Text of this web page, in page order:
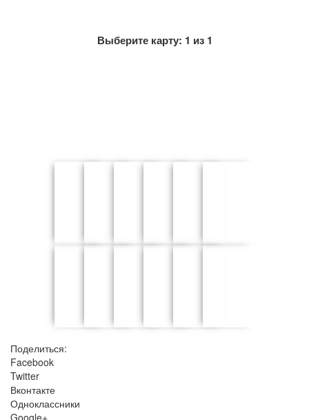
Выберите карту: 1 из 1
Поделиться:
Facebook
Twitter
Вконтакте
Одноклассники
Google+